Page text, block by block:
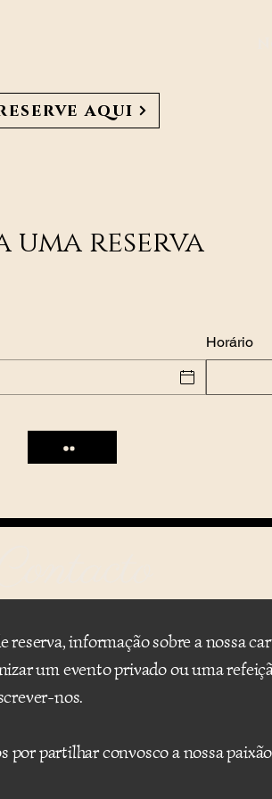
aqui
uma reserva
Horário
reserva, informação sobre a nossa
um evento privado ou uma
nos.
por partilhar convosco a nossa paixão